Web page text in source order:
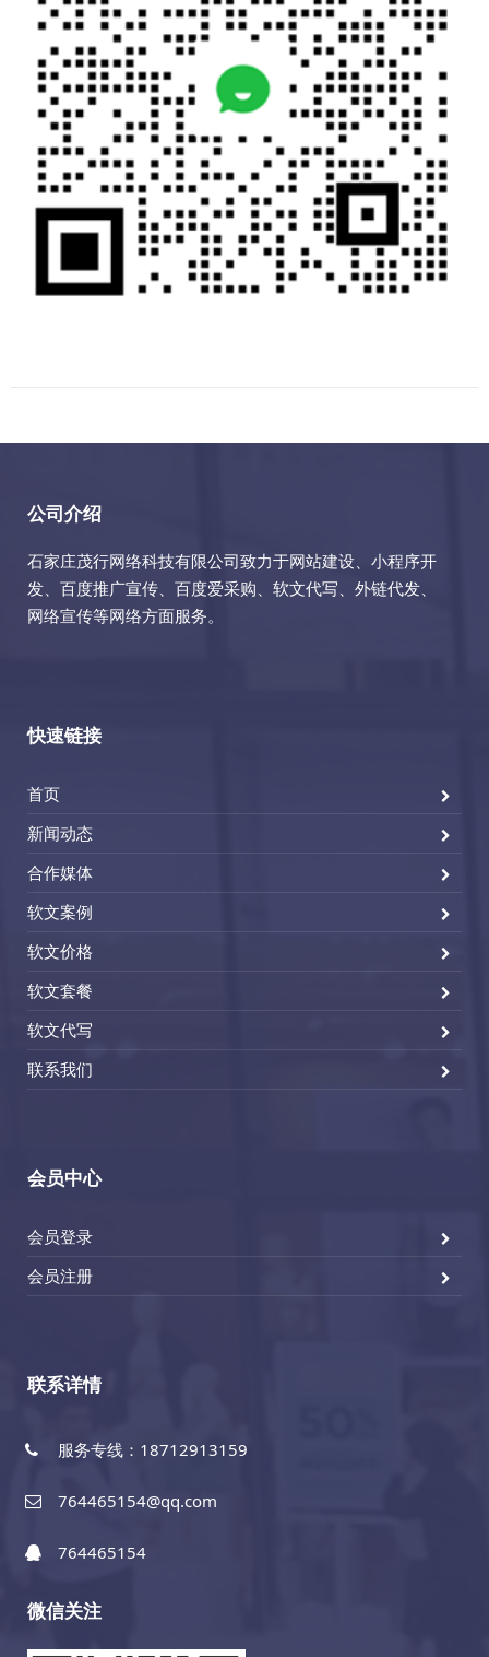
公司介绍
石家庄茂行网络科技有限公司致力于网站建设、小程序开
发、百度推广宣传、百度爱采购、软文代写、外链代发、
网络宣传等网络方面服务。
快速链接
首页
新闻动态
合作媒体
软文案例
软文价格
软文套餐
软文代写
联系我们
会员中心
会员登录
会员注册
联系详情
服务专线：18712913159
764465154@qq.com
764465154
微信关注